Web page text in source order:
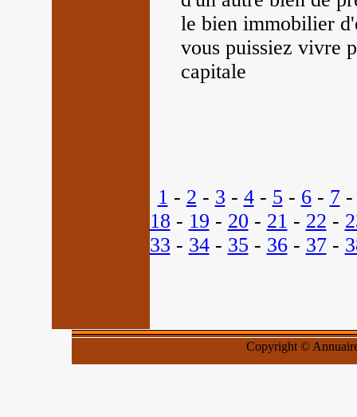
le bien immobilier
vous puissiez vivre
capitale
1 - 2 - 3 - 4- 5 - 6- 7
18 - 19 - 20 - 21 - 22 -
33 - 34- 35 - 36- 37-
Copyright ©